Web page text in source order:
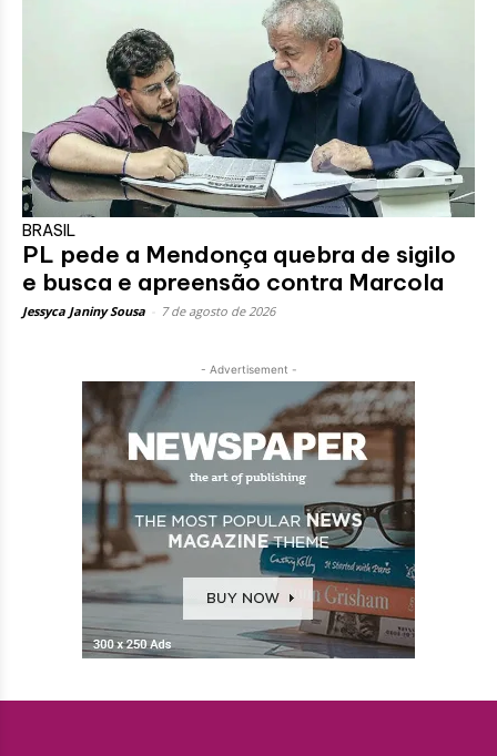
BRASIL
PL pede a Mendonça quebra de sigilo
e busca e apreensão contra Marcola
Jessyca Janiny Sousa 7 de agosto de 2026
- Advertisement -